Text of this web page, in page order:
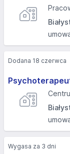
Dodana 18 czerwca
Wygasa za 3 dni